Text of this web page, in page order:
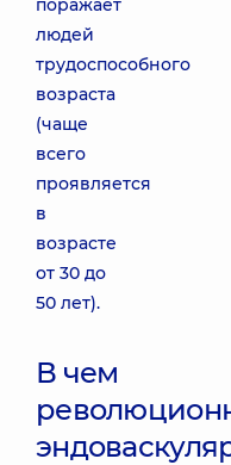
поражает
людей
трудоспособного
возраста
(чаще
всего
проявляется
в
возрасте
от 30 до
50 лет).
В чем